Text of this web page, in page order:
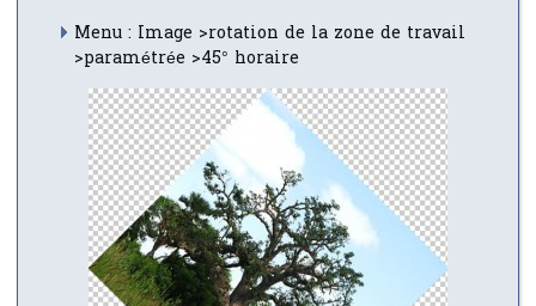
Menu : Image >rotation de la zone de travail
>paramétrée >45° horaire